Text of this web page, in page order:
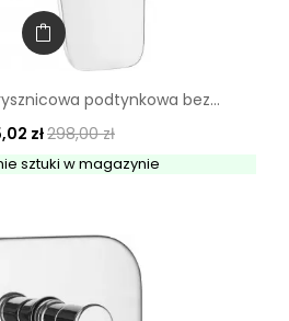
podtynkowa bez...
zł298,00 zł
sztuki w magazynie